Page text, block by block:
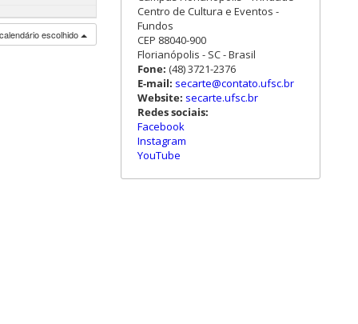
escolhido
Centro de Cultura e Eventos -
Fundos
CEP 88040-900
Florianópolis - SC - Brasil
Fone: (48) 3721-2376
E-mail: secarte@contato.ufsc.br
Website: secarte.ufsc.br
Redes sociais:
Facebook
Instagram
YouTube